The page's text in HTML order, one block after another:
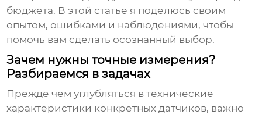
бюджета. В этой статье я поделюсь своим
опытом, ошибками и наблюдениями, чтобы
помочь вам сделать осознанный выбор.
Зачем нужны точные измерения?
Разбираемся в задачах
Прежде чем углубляться в технические
характеристики конкретныхдатчиков, важно